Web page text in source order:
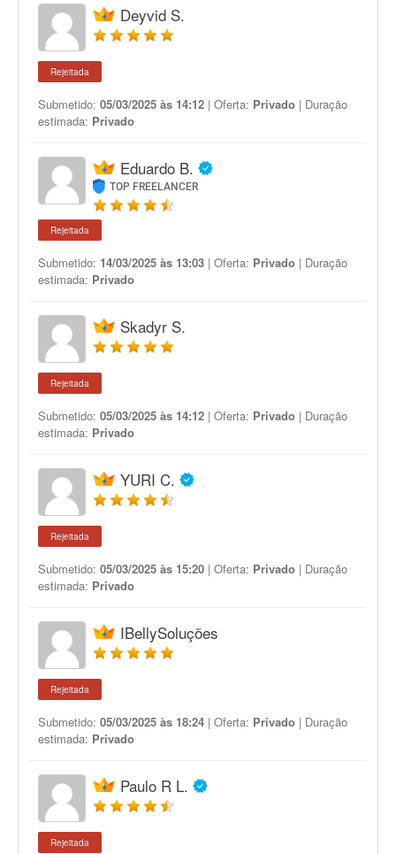
Deyvid S.
Rejeitada
Submetido: 05/03/2025 às 14:12 | Oferta: Privado | Duração
estimada: Privado
Eduardo B.
TOP FREELANCER
Rejeitada
Submetido: 14/03/2025 às 13:03 | Oferta: Privado | Duração
estimada: Privado
Skadyr S.
Rejeitada
Submetido: 05/03/2025 às 14:12 | Oferta: Privado | Duração
estimada: Privado
YURI C.
Rejeitada
Submetido: 05/03/2025 às 15:20 | Oferta: Privado | Duração
estimada: Privado
IBellySoluções
Rejeitada
Submetido: 05/03/2025 às 18:24 | Oferta: Privado | Duração
estimada: Privado
Paulo R L.
Rejeitada